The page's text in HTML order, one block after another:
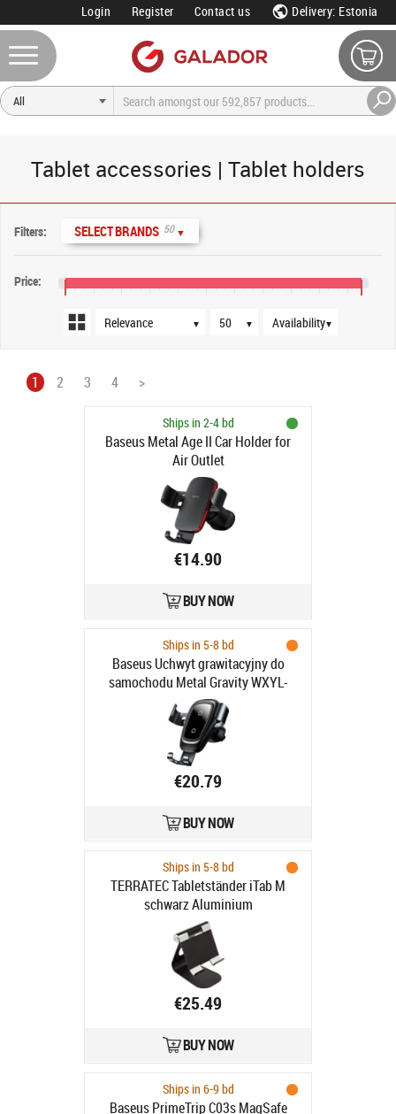
Login Register Contact us Delivery: Estonia
Tablet accessories | Tablet holders
Filters: SELECT BRANDS 50 ▼
Price:
▼
Sort order
▼
Products per page
▼
Availability
1 2 3 4 >
Ships in 2-4 bd
Baseus Metal Age II Car Holder for
Air Outlet
€14.90
BUY NOW
Ships in 5-8 bd
Baseus Uchwyt grawitacyjny do
samochodu Metal Gravity WXYL-
B0A
€20.79
BUY NOW
Ships in 5-8 bd
TERRATEC Tabletständer iTab M
schwarz Aluminium
€25.49
BUY NOW
Ships in 6-9 bd
Baseus PrimeTrip C03s MagSafe